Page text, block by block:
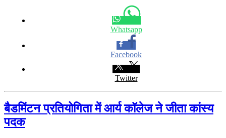
Whatsapp
Facebook
Twitter
बैडमिंटन प्रतियोगिता में आर्य कॉलेज ने जीता कांस्य
पदक